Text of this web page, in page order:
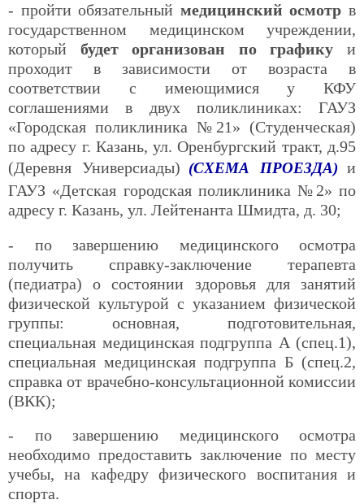
- пройти обязательный медицинский осмотр в
государственном медицинском учреждении,
который будет организован по графику и
проходит в зависимости от возраста в
соответствии с имеющимися у КФУ
соглашениями в двух поликлиниках: ГАУЗ
«Городская поликлиника №21» (Студенческая)
по адресу г. Казань, ул. Оренбургский тракт, д.95
(Деревня Универсиады) (СХЕМА ПРОЕЗДА) и
ГАУЗ «Детская городская поликлиника №2» по
адресу г. Казань, ул. Лейтенанта Шмидта, д. 30;
- по завершению медицинского осмотра
получить справку-заключение терапевта
(педиатра) о состоянии здоровья для занятий
физической культурой с указанием физической
группы: основная, подготовительная,
специальная медицинская подгруппа А (спец.1),
специальная медицинская подгруппа Б (спец.2,
справка от врачебно-консультационной комиссии
(ВКК);
- по завершению медицинского осмотра
необходимо предоставить заключение по месту
учебы, на кафедру физического воспитания и
спорта.